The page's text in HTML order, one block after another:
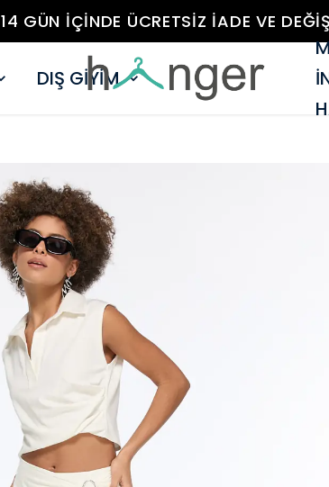
14 GÜN İÇİNDE ÜCRETSİZ İADE VE
DIŞ GİYİM